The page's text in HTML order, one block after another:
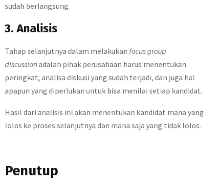
sudah berlangsung.
3. Analisis
Tahap selanjutnya dalam melakukan focus group
discussionadalah pihak perusahaan harus menentukan
peringkat, analisa diskusi yang sudah terjadi, dan juga hal
apapun yang diperlukan untuk bisa menilai setiap kandidat.
Hasil dari analisis ini akan menentukan kandidat mana yang
lolos ke proses selanjutnya dan mana saja yang tidak lolos.
Penutup